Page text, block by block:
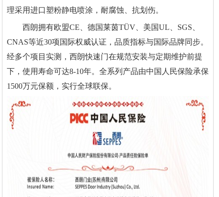
理采用进口塑粉静电喷涂，耐腐蚀、抗划伤。
西朗拥有欧盟CE、德国莱茵TÜV、美国UL、SGS、
CNAS等近30项国际权威认证，品质指标与国际品牌同步。
经多个项目实测，西朗快速门在规范安装与定期维护前提
下，使用寿命可达8-10年。全系列产品由中国人民保险承保
1500万元保额，实行全球联保。